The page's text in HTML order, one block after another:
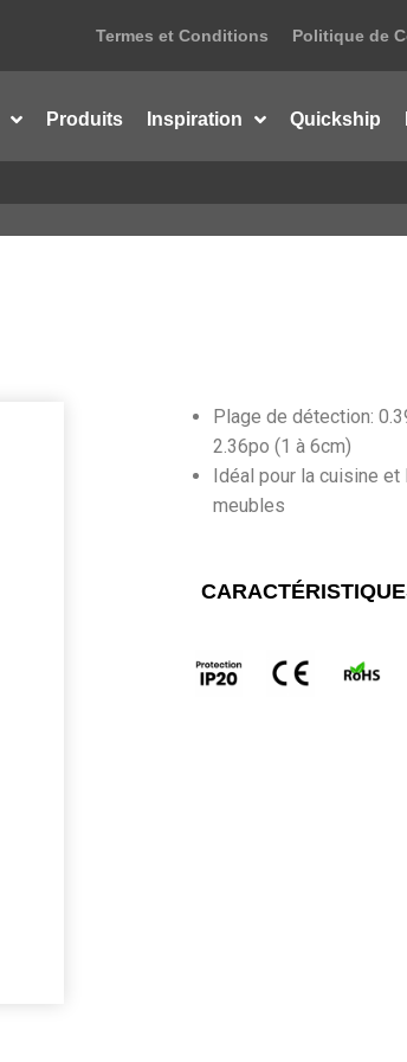
Termes et Conditions Politique de
Produits Inspiration Quickship
Plage de détection:
2.36po (1 à 6cm)
Idéal pour la cuisine et
meubles